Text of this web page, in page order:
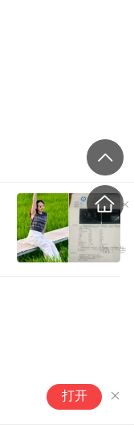
打开